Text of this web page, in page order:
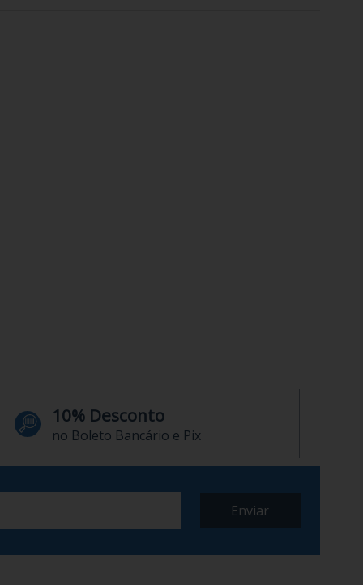
10% Desconto
no Boleto Bancário e Pix